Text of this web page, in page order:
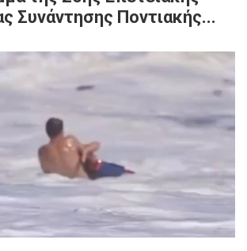
Συνάντησης Ποντιακής...